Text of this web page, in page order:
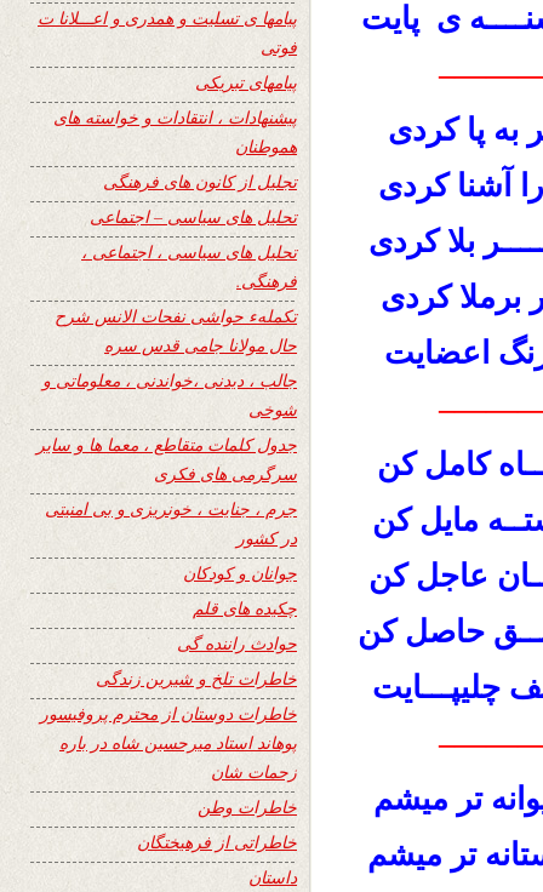
ی پایت
به پا کردی
را آشنا کردی
بلا کردی
برملا کردی
اعضایت
کامل کن
مایل کن
عاجل کن
حاصل کن
چلیپـــایت
تر میشم
تر میشم
پیامها ی تسلیت و همدری و اعـــلانا ت
فوتی
پیامهای تبریکی
پیشنهادات ، انتقادات و خواسته های
هموطنان
تجلیل از کانون های فرهنگی
تحلیل های سیاسی – اجتماعی
تحلیل های سیاسی ، اجتماعی ،
فرهنگی.
تکملهء حواشی نفحات الانس شرح
حال مولانا جامی قدس سره
جالب ، دیدنی ،خواندنی ، معلوماتی و
شوخی
جدول کلمات متقاطع ، معما ها و سایر
سرگرمی های فکری
جرم ، جنایت ، خونریزی و بی امنیتی
در کشور
جوانان و کودکان
چکیده های قلم
حوادث راننده گی
خاطرات تلخ و شیرین زندگی
خاطرات دوستان از محترم پروفیسور
پوهاند استاد میرحسین شاه در باره
زحمات شان
خاطرات وطن
خاطراتی از فرهیختگان
داستان